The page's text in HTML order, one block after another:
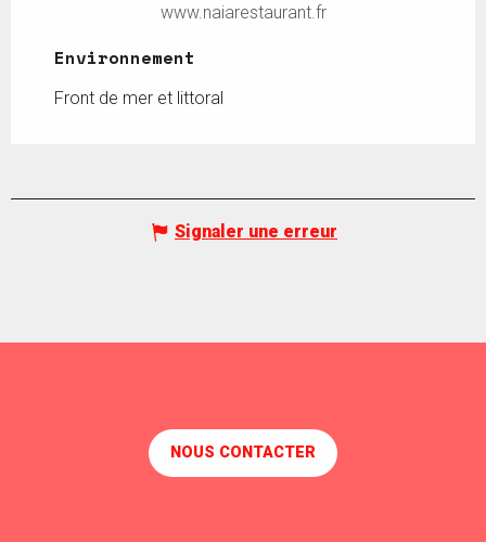
www.naiarestaurant.fr
Environnement
Environnement
Front de mer et littoral
Signaler une erreur
NOUS CONTACTER